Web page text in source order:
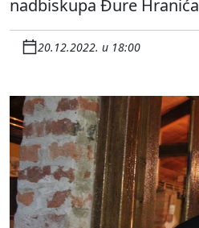
nadbiskupa Đure Hranića
20.12.2022. u 18:00